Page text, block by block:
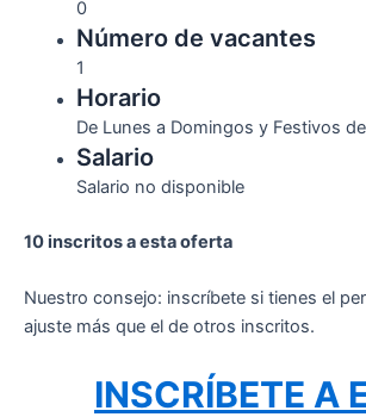
0
Número de vacantes
1
Horario
De Lunes a Domingos y Festivos
Salario
Salario no disponible
10 inscritos a esta oferta
Nuestro consejo: inscríbete si tienes el
ajuste más que el de otros inscritos.
INSCRÍBETE A